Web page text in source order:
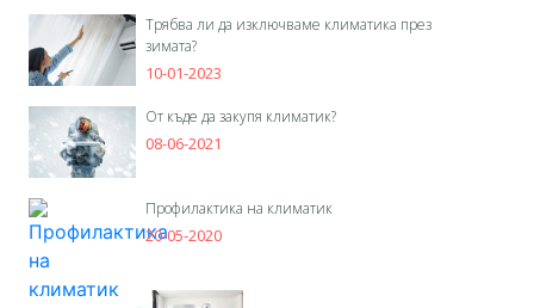
Трябва ли да изключваме климатика през
зимата?
10-01-2023
От къде да закупя климатик?
08-06-2021
Профилактика на климатик
20-05-2020